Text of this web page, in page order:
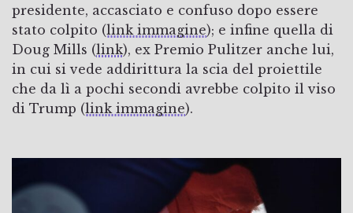
presidente, accasciato e confuso dopo essere
stato colpito (link immagine); e infine quella di
Doug Mills (link), ex Premio Pulitzer anche lui,
in cui si vede addirittura la scia del proiettile
che da lì a pochi secondi avrebbe colpito il viso
di Trump (link immagine).